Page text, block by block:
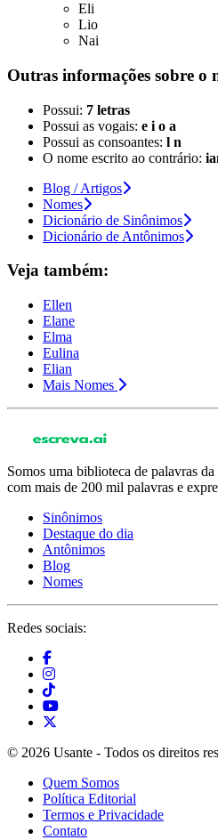
Eli
Lio
Nai
Outras informações sobre o
Possui: 7 letras
Possui as vogais: e i o a
Possui as consoantes: l n
O nome escrito ao contrário:
Blog / Artigos
Nomes
Dicionário de Sinônimos
Dicionário de Antônimos
Veja também:
Ellen
Elane
Elma
Eulina
Elian
Mais Nomes
Somos uma biblioteca de palavras
com mais de 200 mil palavras e
Sinônimos
Destaque do dia
Antônimos
Blog
Nomes
Redes sociais:
© 2026 Usante - Todos os direitos
Quem Somos
Política Editorial
Termos e Privacidade
Contato